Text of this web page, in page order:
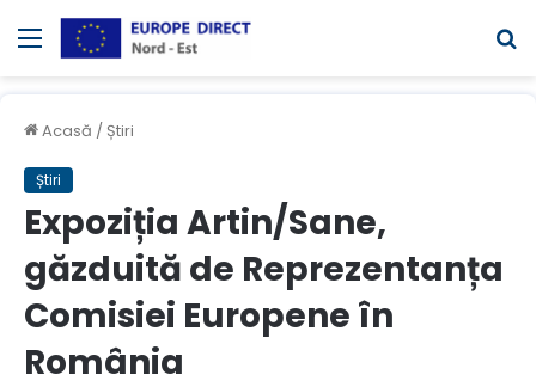
Meniul
Acasă / Știri
Știri
Expoziția Artin/Sane,
găzduită de Reprezentanța
Comisiei Europene în
România